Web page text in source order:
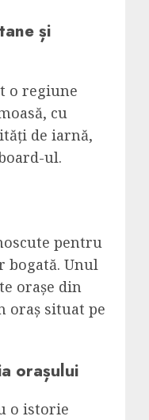
și
o regiune
cu
de iarnă,
ul.
pentru
bogată. Unul
orașe din
oraș situat pe
orașului
o istorie